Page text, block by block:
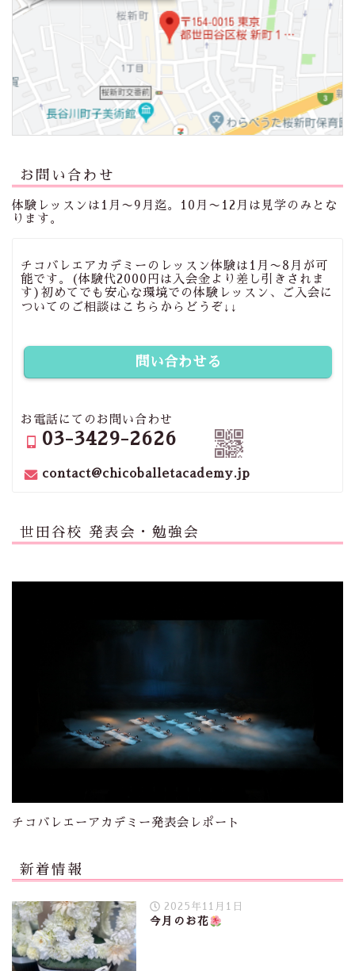
お問い合わせ
体験レッスンは1月〜9月迄。10月〜12月は見学のみとな
ります。
チコバレエアカデミーのレッスン体験は1月〜8月が可
能です。(体験代2000円は入会金より差し引きされま
す)初めてでも安心な環境での体験レッスン、ご入会に
ついてのご相談はこちらからどうぞ↓↓
問い合わせる
お電話にてのお問い合わせ
03-3429-2626
contact@chicoballetacademy.jp
世田谷校 発表会・勉強会
チコバレエーアカデミー発表会レポート
新着情報
2025年11月1日
今月のお花